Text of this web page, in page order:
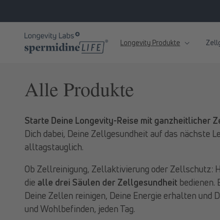
Inhalt
Longevity Produkte
K
a
t
e
g
Alle Produkte
Starte Deine Longevity-Reise mit ganzheitlicher
Dich dabei, Deine Zellgesundheit auf das nächste
alltagstauglich.
Ob Zellreinigung, Zellaktivierung oder Zellschutz:
die alle drei Säulen der Zellgesundheit
Deine Zellen reinigen, Deine Energie erhalten und
und Wohlbefinden, jeden Tag.